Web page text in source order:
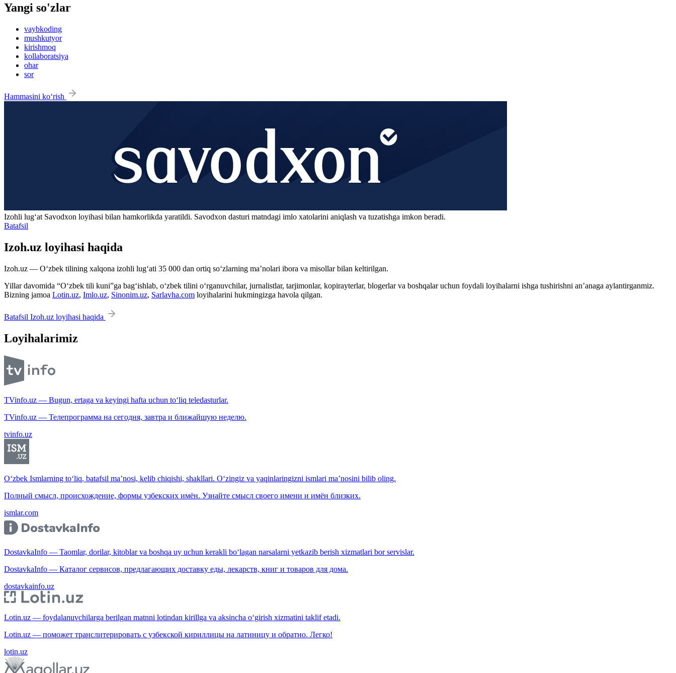
Yangi so'zlar
vaybkoding
mushkutyor
kirishmoq
kollaboratsiya
ohar
sor
Hammasini ko‘rish
Izohli lugʻat Savodxon loyihasi bilan hamkorlikda yaratildi. Savodxon dasturi matndagi imlo xatolarini aniqlash va tuzatishga imkon beradi.
Batafsil
Izoh.uz loyihasi haqida
Izoh.uz — O‘zbek tilining xalqona izohli lug‘ati 35 000 dan ortiq so‘zlarning ma’nolari ibora va misollar bilan keltirilgan.
Yillar davomida “O‘zbek tili kuni”ga bag‘ishlab, o‘zbek tilini o‘rganuvchilar, jurnalistlar, tarjimonlar, kopirayterlar, blogerlar va boshqalar uchun foydali loyihalarni ishga tushirishni an’anaga aylantirganmiz.
Bizning jamoa Lotin.uz, Imlo.uz, Sinonim.uz, Sarlavha.com loyihalarini hukmingizga havola qilgan.
Batafsil Izoh.uz loyihasi haqida
Loyihalarimiz
TVinfo.uz — Bugun, ertaga va keyingi hafta uchun to‘liq teledasturlar.
TVinfo.uz — Телепрограмма на сегодня, завтра и ближайшую неделю.
tvinfo.uz
O‘zbek Ismlarning to‘liq, batafsil ma’nosi, kelib chiqishi, shakllari. O‘zingiz va yaqinlaringizni ismlari ma’nosini bilib oling.
Полный смысл, происхождение, формы узбекских имён. Узнайте смысл своего имени и имён близких.
ismlar.com
DostavkaInfo — Taomlar, dorilar, kitoblar va boshqa uy uchun kerakli bo‘lagan narsalarni yetkazib berish xizmatlari bor servislar.
DostavkaInfo — Каталог сервисов, предлагающих доставку еды, лекарств, книг и товаров для дома.
dostavkainfo.uz
Lotin.uz — foydalanuvchilarga berilgan matnni lotindan kirillga va aksincha o‘girish xizmatini taklif etadi.
Lotin.uz — поможет транслитерировать с узбекской кириллицы на латиницу и обратно. Легко!
lotin.uz